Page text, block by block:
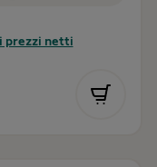
prezzi netti